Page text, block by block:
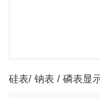
硅表/ 钠表 / 磷表显